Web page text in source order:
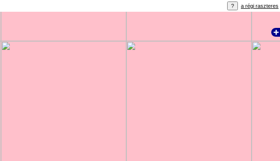
a régi raszteres